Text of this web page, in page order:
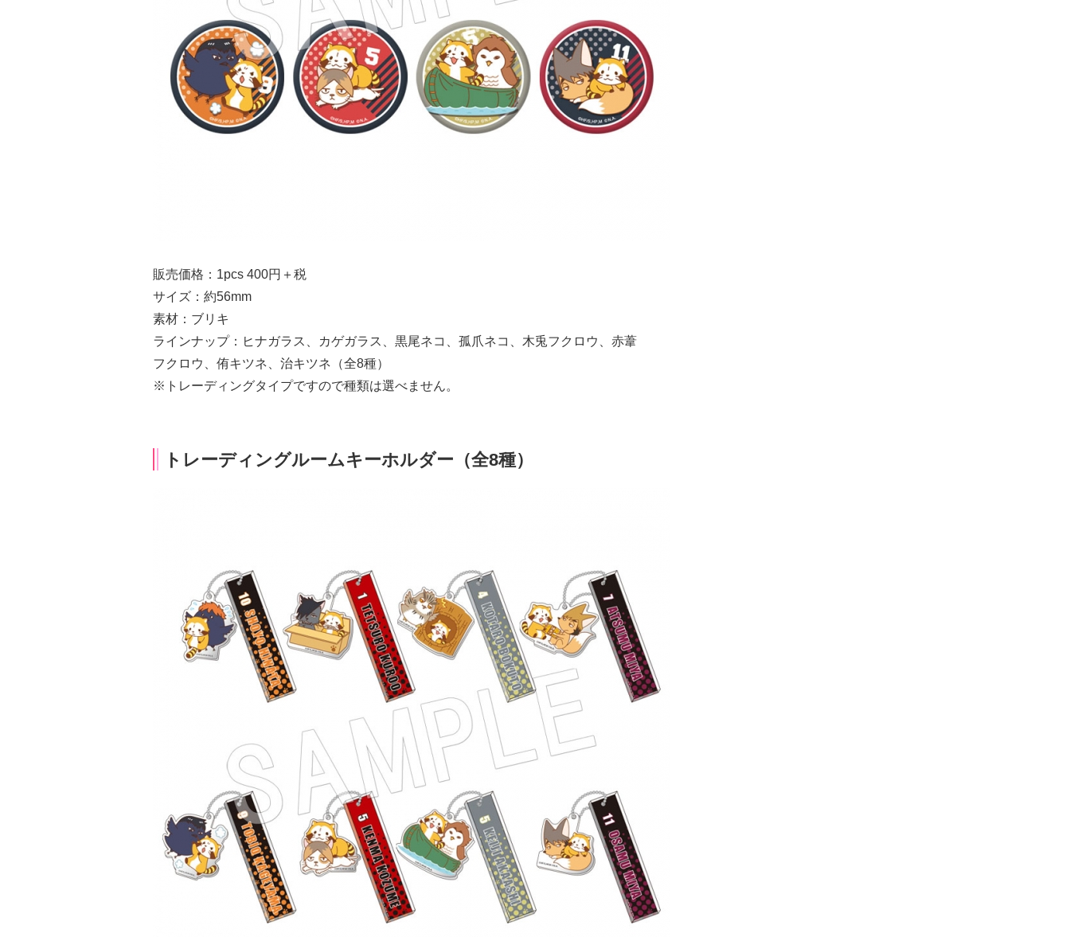
販売価格：1pcs 400円＋税
サイズ：約56mm
素材：ブリキ
ラインナップ：ヒナガラス、カゲガラス、黒尾ネコ、孤爪ネコ、木兎フクロウ、赤葦
フクロウ、侑キツネ、治キツネ（全8種）
※トレーディングタイプですので種類は選べません。
トレーディングルームキーホルダー（全8種）